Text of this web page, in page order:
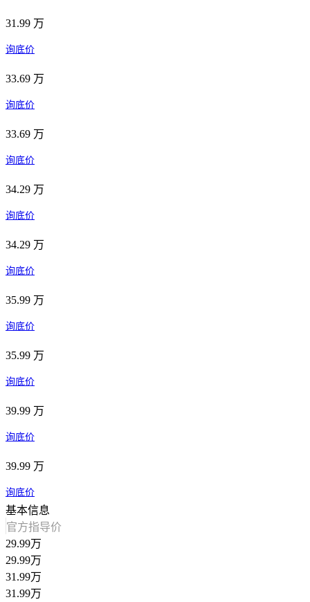
31.99 万
询底价
33.69 万
询底价
33.69 万
询底价
34.29 万
询底价
34.29 万
询底价
35.99 万
询底价
35.99 万
询底价
39.99 万
询底价
39.99 万
询底价
基本信息
官方指导价
29.99万
29.99万
31.99万
31.99万